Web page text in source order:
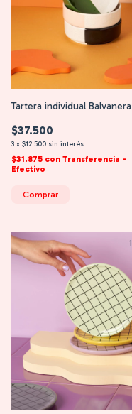
Tartera individual Balvanera
$37.500
3 x $12.500 sin interés
$31.875 con Transferencia -
Efectivo
Comprar
1